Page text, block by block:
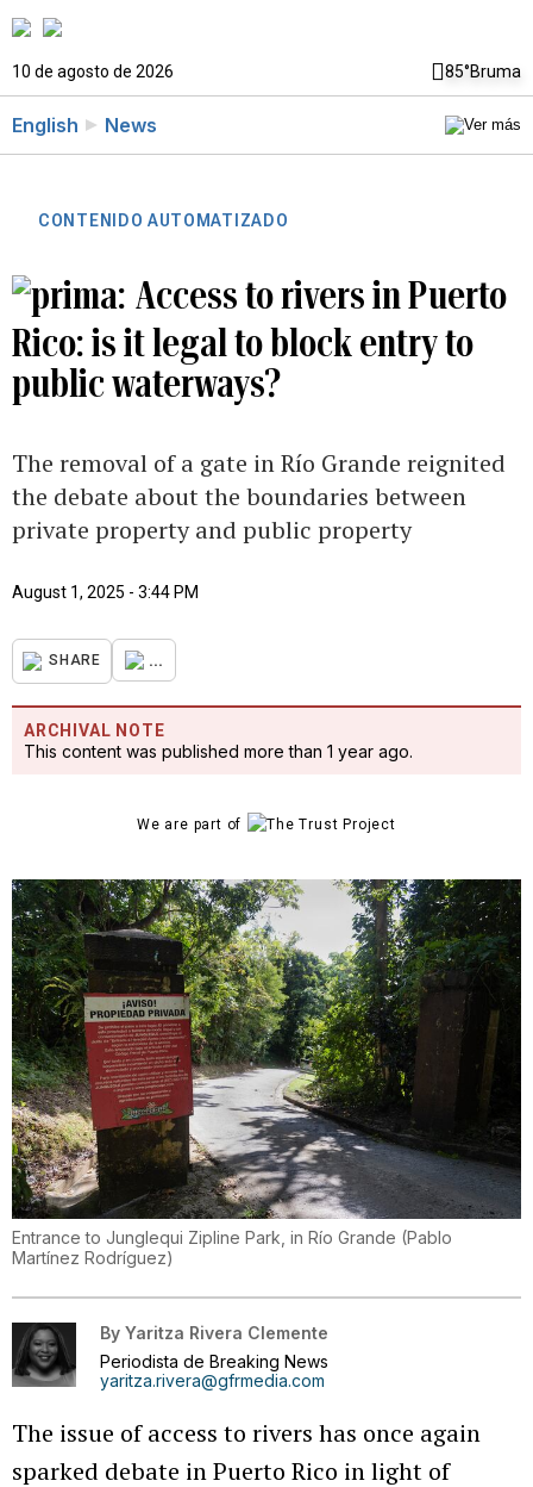
10 de agosto de 2026 85°Bruma
English News
CONTENIDO AUTOMATIZADO
Access to rivers in Puerto
Rico: is it legal to block entry to
public waterways?
The removal of a gate in Río Grande reignited
the debate about the boundaries between
private property and public property
August 1, 2025 - 3:44 PM
SHARE ...
ARCHIVAL NOTE
This content was published more than 1 year ago.
We are part of
Entrance to Junglequi Zipline Park, in Río Grande (Pablo
Martínez Rodríguez)
By Yaritza Rivera Clemente
Periodista de Breaking News
yaritza.rivera@gfrmedia.com
The issue of access to rivers has once again
sparked debate in Puerto Rico in light of